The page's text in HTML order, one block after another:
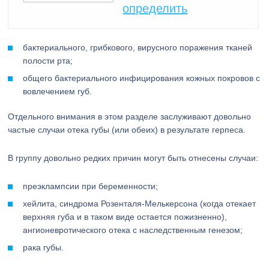
определить
бактериального, грибкового, вирусного поражения тканей
полости рта;
общего бактериального инфицирования кожных покровов с
вовлечением губ.
Отдельного внимания в этом разделе заслуживают довольно
частые случаи отека губы (или обеих) в результате герпеса.
В группу довольно редких причин могут быть отнесены случаи:
преэклампсии при беременности;
хейлита, синдрома Розенталя-Мелькерсона (когда отекает
верхняя губа и в таком виде остается пожизненно),
ангионевротического отека с наследственным генезом;
рака губы.